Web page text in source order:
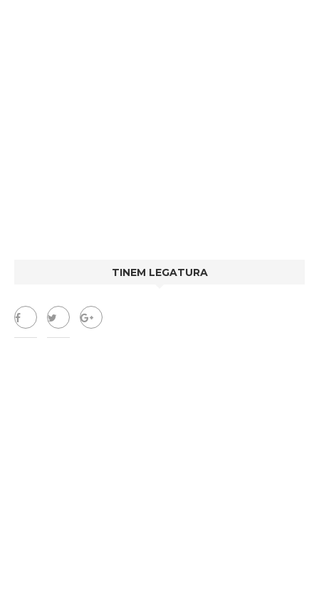
TINEM LEGATURA